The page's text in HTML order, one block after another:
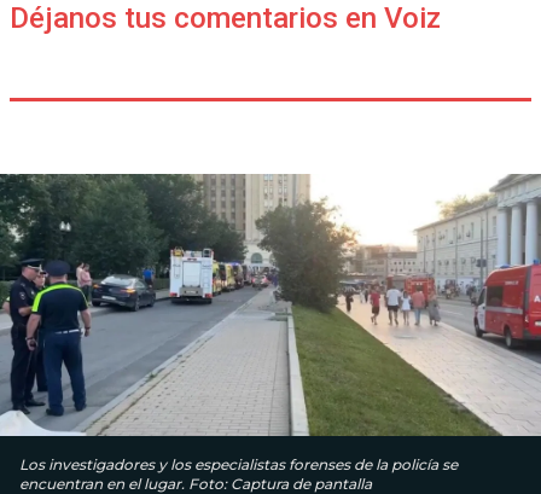
Déjanos tus comentarios en Voiz
Los investigadores y los especialistas forenses de la policía se
encuentran en el lugar. Foto: Captura de pantalla